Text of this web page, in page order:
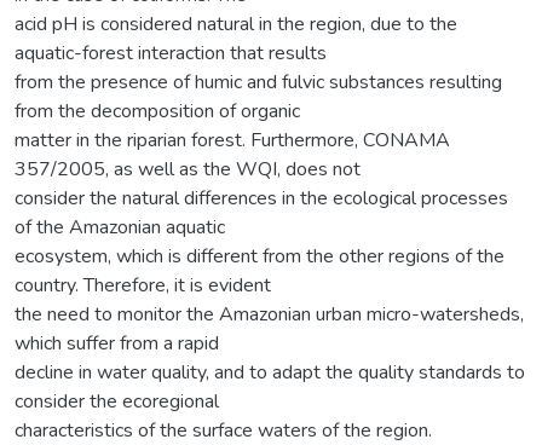
acid pH is considered natural in the region, due to the
aquatic-forest interaction that results
from the presence of humic and fulvic substances resulting
from the decomposition of organic
matter in the riparian forest. Furthermore, CONAMA
357/2005, as well as the WQI, does not
consider the natural differences in the ecological processes
of the Amazonian aquatic
ecosystem, which is different from the other regions of the
country. Therefore, it is evident
the need to monitor the Amazonian urban micro-watersheds,
which suffer from a rapid
decline in water quality, and to adapt the quality standards to
consider the ecoregional
characteristics of the surface waters of the region.